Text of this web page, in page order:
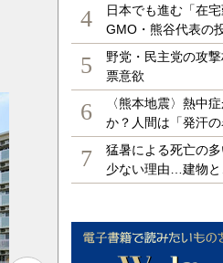
「コミュニティカフェななつのこ」
4
日本でも進む「在宅
GMO・熊谷代表の
5
野党・民主党の攻
票意欲
6
〈熊本地震〉熱中
か？人間は「発汗の
7
猛暑による死亡の
少ない理由…建物と